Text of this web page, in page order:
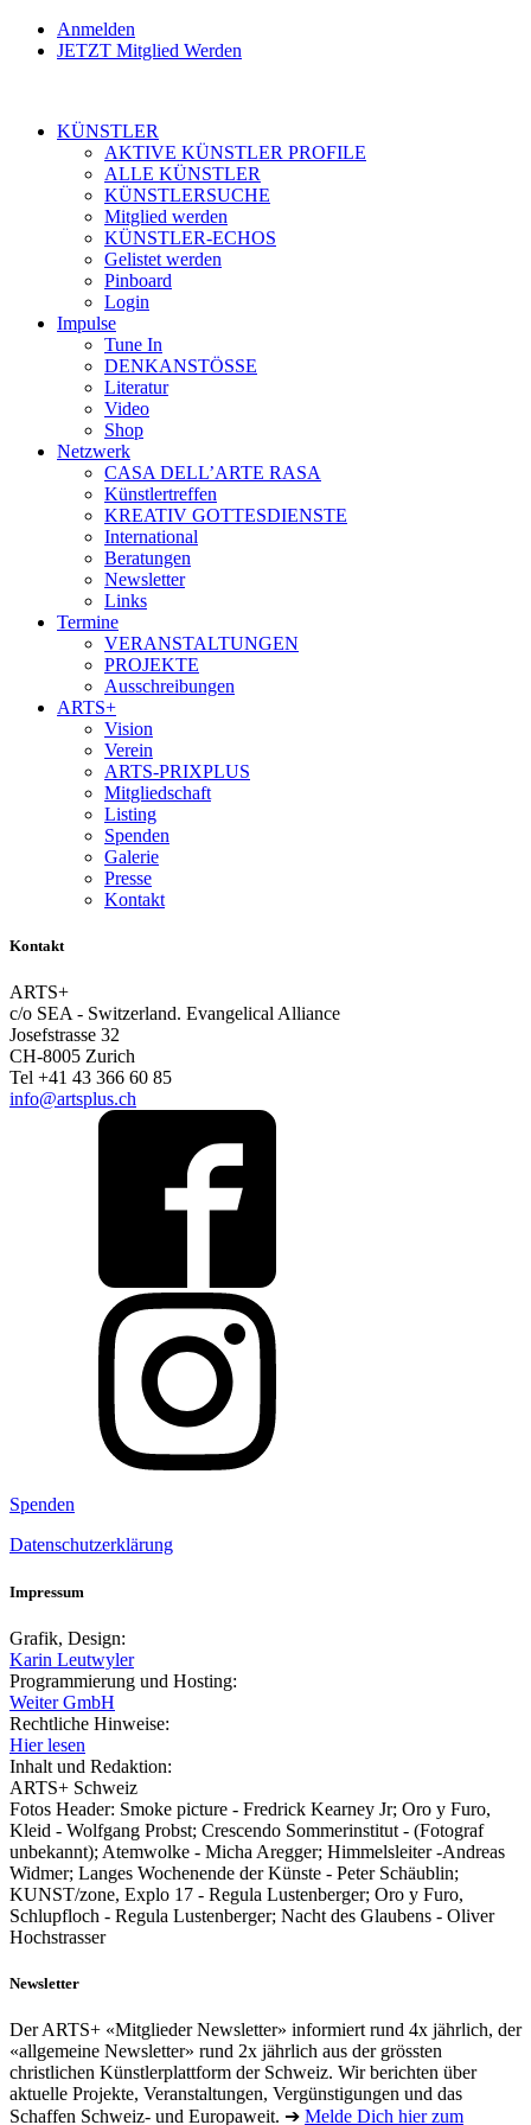
Anmelden
JETZT Mitglied Werden
KÜNSTLER
AKTIVE KÜNSTLER PROFILE
ALLE KÜNSTLER
KÜNSTLERSUCHE
Mitglied werden
KÜNSTLER-ECHOS
Gelistet werden
Pinboard
Login
Impulse
Tune In
DENKANSTÖSSE
Literatur
Video
Shop
Netzwerk
CASA DELL’ARTE RASA
Künstlertreffen
KREATIV GOTTESDIENSTE
International
Beratungen
Newsletter
Links
Termine
VERANSTALTUNGEN
PROJEKTE
Ausschreibungen
ARTS+
Vision
Verein
ARTS-PRIXPLUS
Mitgliedschaft
Listing
Spenden
Galerie
Presse
Kontakt
Kontakt
ARTS+
c/o SEA - Switzerland. Evangelical Alliance
Josefstrasse 32
CH-8005 Zurich
Tel +41 43 366 60 85
info@artsplus.ch
Spenden
Datenschutzerklärung
Impressum
Grafik, Design:
Karin Leutwyler
Programmierung und Hosting:
Weiter GmbH
Rechtliche Hinweise:
Hier lesen
Inhalt und Redaktion:
ARTS+ Schweiz
Fotos Header: Smoke picture - Fredrick Kearney Jr; Oro y Furo,
Kleid - Wolfgang Probst; Crescendo Sommerinstitut - (Fotograf
unbekannt); Atemwolke - Micha Aregger; Himmelsleiter -Andreas
Widmer; Langes Wochenende der Künste - Peter Schäublin;
KUNST/zone, Explo 17 - Regula Lustenberger; Oro y Furo,
Schlupfloch - Regula Lustenberger; Nacht des Glaubens - Oliver
Hochstrasser
Newsletter
Der ARTS+ «Mitglieder Newsletter» informiert rund 4x jährlich, der
«allgemeine Newsletter» rund 2x jährlich aus der grössten
christlichen Künstlerplattform der Schweiz. Wir berichten über
aktuelle Projekte, Veranstaltungen, Vergünstigungen und das
Schaffen Schweiz- und Europaweit. ➔ Melde Dich hier zum